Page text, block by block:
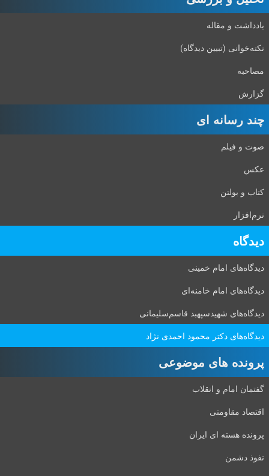
یادداشت و مقاله
نکته‌خوانی (تبیین دیدگاه)
مصاحبه
گزارش
چند رسانه ای
صوت و فیلم
عکس
کتاب و بولتن
نرم‌افزار
دیدگاه‌
دیدگاه‌های امام خمینی
دیدگاه‌های امام خامنه‌ای
دیدگاه‌های شهید‌سپهبد قاسم‌سلیمانی
دیدگاه‌های دکتر محمود احمدی نژاد
پرونده های موضوعی
گفتمان امام و انقلاب
اقتصاد مقاومتی
پرونده هسته ای ایران
نفوذ دشمن